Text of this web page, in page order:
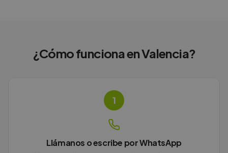
¿Cómo funciona enValencia?
1
Llámanos o escribe por WhatsApp